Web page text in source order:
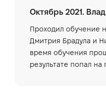
Октябрь 2021.
Проходил обучение
Дмитрия Брадула и
время обучения
результате попал